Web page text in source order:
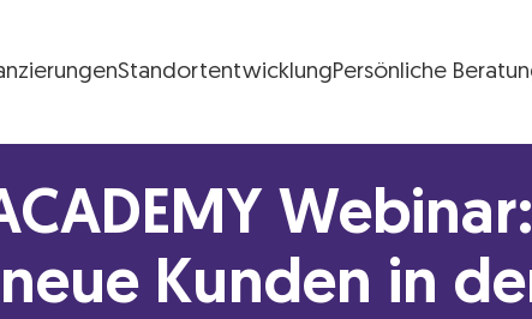
StandortentwicklungPersönliche
Kunden in